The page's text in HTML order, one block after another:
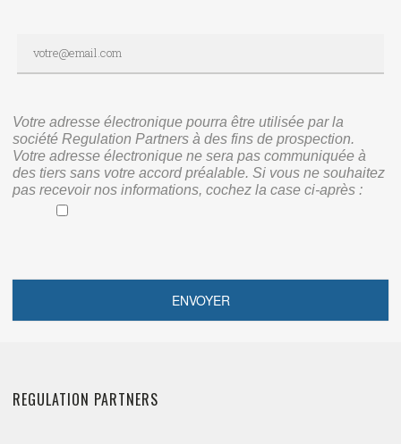
Votre adresse électronique pourra être utilisée par la
société Regulation Partners à des fins de prospection.
Votre adresse électronique ne sera pas communiquée à
des tiers sans votre accord préalable. Si vous ne souhaitez
pas recevoir nos informations, cochez la case ci-après :
REGULATION PARTNERS